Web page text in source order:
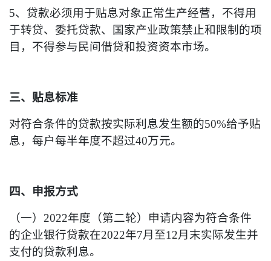
5、贷款必须用于贴息对象正常生产经营，不得用
于转贷、委托贷款、国家产业政策禁止和限制的项
目，不得参与民间借贷和投资资本市场。
三、贴息标准
对符合条件的贷款按实际利息发生额的50%给予贴
息，每户每半年度不超过40万元。
四、申报方式
（一）2022年度（第二轮）申请内容为符合条件
的企业银行贷款在2022年7月至12月末实际发生并
支付的贷款利息。